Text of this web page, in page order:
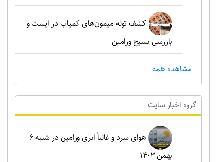
کشف توله میمون‌های کمیاب در ایست و
بازرسی بسیج ورامین
مشاهده همه
گروه اخبار سايت
هوای سرد و غالباً ابری ورامین در شنبه ۶
بهمن ۱۴۰۳